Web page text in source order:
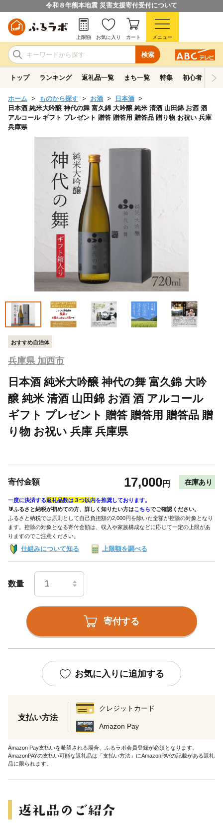
令和８年熊本地震 災害支援寄付受付について
検索
上限額 お気に入り カート メニュー
トップ ランキング 返礼品一覧 まち一覧 特集 初心者ガイド
ホーム ものから探す お酒
日本酒
日本酒 純米大吟醸 神代の舞 富久錦 大吟醸 純米 清酒 山田錦 お酒 酒
アルコール ギフト プレゼント 贈答 贈答用 贈答品 贈り物 お祝い 兵庫
兵庫県
おすすめ自治体
兵庫県 加西市
日本酒 純米大吟醸 神代の舞 富久錦 大吟
醸 純米 清酒 山田錦 お酒 酒 アルコール
ギフト プレゼント 贈答 贈答用 贈答品 贈
り物 お祝い 兵庫 兵庫県
寄付金額 17,000円 在庫あり
一度に決済する返礼品数は３つ以内を推奨しております。
🔰ふるさと納税が初めての方、詳しく知りたい方はこちらでご確認ください。
ふるさと納税では原則として自己負担額の2,000円を除いた全額が控除の対象となり
ます。控除の対象となる寄付金額は、収入や家族構成などに応じて一定の上限があ
りますのでご注意ください。
仕組みについて知る 上限額を調べる
数量
寄付する
お気に入りに追加する
支払い方法
クレジットカード
Amazon Pay
Amazon Pay支払いを希望される場合、ふるラボ会員登録が必須となります。
AmazonPAYの支払い可能な返礼品は「支払い方法」にAmazonPAYの記載がある返礼
品に限られます。